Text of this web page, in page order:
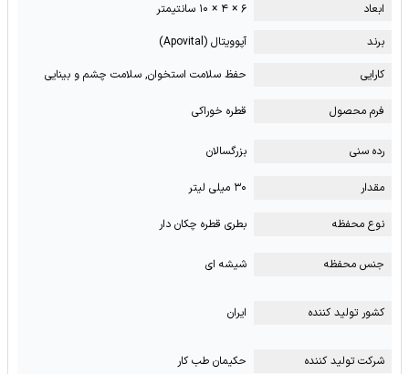
ابعاد
۶ × ۴ × ۱۰ سانتیمتر
برند
آپوویتال (Apovital)
کارایی
حفظ سلامت استخوان, سلامت چشم و بینایی
فرم محصول قطره خوراکی
رده سنی بزرگسالان
مقدار ۳۰ میلی لیتر
نوع محفظه بطری قطره چکان دار
جنس محفظه شیشه ای
کشور تولید کننده ایران
شرکت تولید کننده حکیمان طب کار